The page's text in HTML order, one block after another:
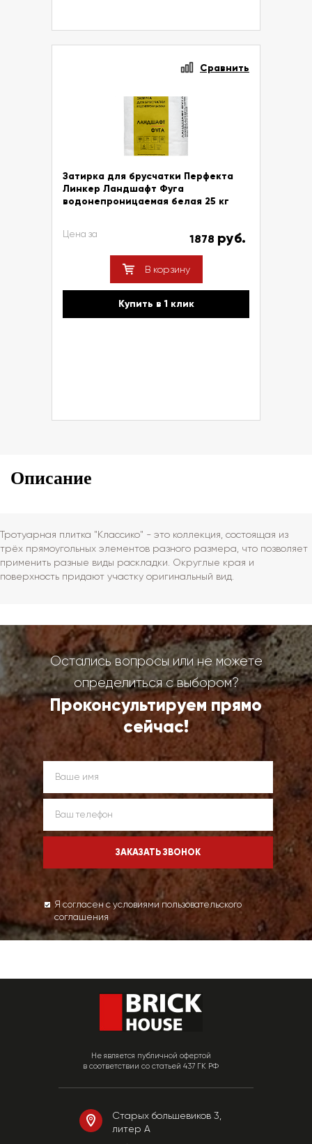
Сравнить
Затирка для брусчатки Перфекта
Линкер Ландшафт Фуга
водонепроницаемая белая 25 кг
Цена за 1878 руб.
В корзину
Купить в 1 клик
Описание
Тротуарная плитка "Классико" - это коллекция, состоящая из
трёх прямоугольных элементов разного размера, что позволяет
применить разные виды раскладки. Округлые края и
поверхность придают участку оригинальный вид.
Остались вопросы или не можете
определиться с выбором?
Проконсультируем прямо
сейчас!
Я согласен с условиями пользовательского
соглашения
Не является публичной офертой
в соответствии со статьей 437 ГК РФ
Старых большевиков 3,
литер А